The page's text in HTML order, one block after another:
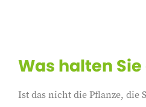
Was halten
Ist das nicht die Pflanze, die